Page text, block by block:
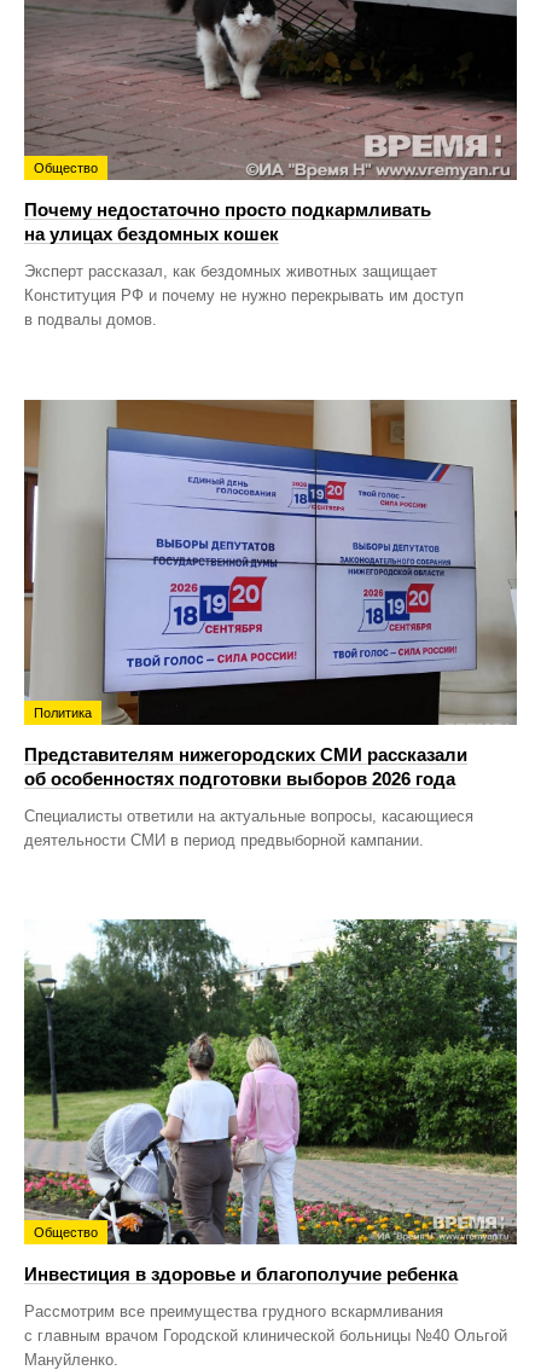
Общество
Почему недостаточно просто подкармливать
на улицах бездомных кошек
Эксперт рассказал, как бездомных животных защищает
Конституция РФ и почему не нужно перекрывать им доступ
в подвалы домов.
Политика
Представителям нижегородских СМИ рассказали
об особенностях подготовки выборов 2026 года
Специалисты ответили на актуальные вопросы, касающиеся
деятельности СМИ в период предвыборной кампании.
Общество
Инвестиция в здоровье и благополучие ребенка
Рассмотрим все преимущества грудного вскармливания
с главным врачом Городской клинической больницы №40 Ольгой
Мануйленко.